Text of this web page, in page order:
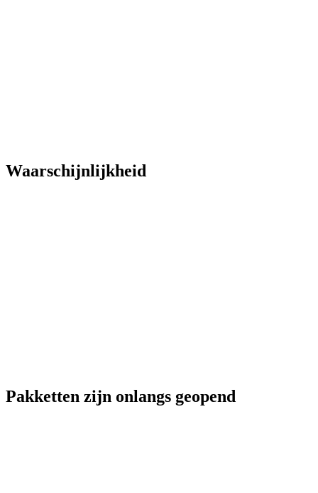
Waarschijnlijkheid
Pakketten zijn onlangs geopend